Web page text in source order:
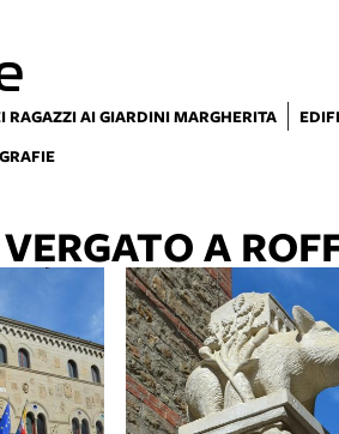
RAGAZZI AI GIARDINI MARGHERITA
A